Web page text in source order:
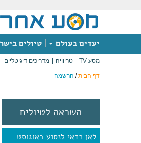
יעדים בעולם טיולים
מסע TV טריוויה מדריכים דיגיטליים
דף הבית/ הרשמה
השראה לטיולים
לאן כדאי לנסוע באוגוסט